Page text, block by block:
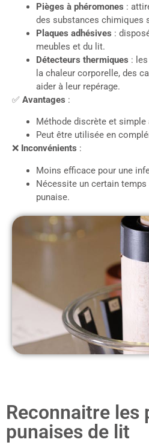
Pièges à phéromones :
des substances chimiques
Plaques adhésives :
meubles et du lit.
Détecteurs thermiques :
la chaleur corporelle, des
aider à leur repérage.
✅ Avantages :
Méthode discrète et simple
Peut être utilisée en
❌ Inconvénients :
Moins efficace pour une
Nécessite un certain temps
punaise.
Reconnaitre les
punaises de lit